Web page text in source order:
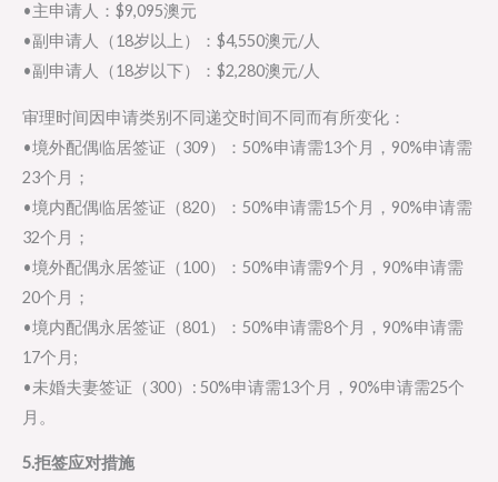
•主申请人：$9,095澳元
•副申请人（18岁以上）：$4,550澳元/人
•副申请人（18岁以下）：$2,280澳元/人
审理时间因申请类别不同递交时间不同而有所变化：
•境外配偶临居签证（309）：50%申请需13个月，90%申请需
23个月；
•境内配偶临居签证（820）：50%申请需15个月，90%申请需
32个月；
•境外配偶永居签证（100）：50%申请需9个月，90%申请需
20个月；
•境内配偶永居签证（801）：50%申请需8个月，90%申请需
17个月;
•未婚夫妻签证（300）: 50%申请需13个月，90%申请需25个
月。
5.拒签应对措施